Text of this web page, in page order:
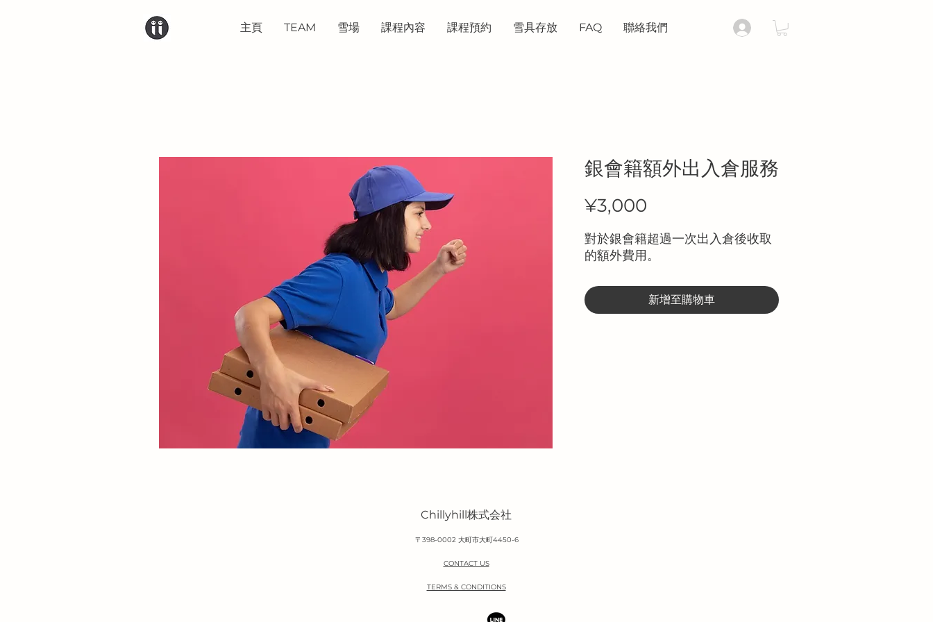
主頁 TEAM 雪場 課程內容 課程預約 雪具存放 FAQ 聯絡我們
銀會籍額外出入倉服務
¥3,000
格
對於銀會籍超過一次出入倉後收取
的額外費用。
新增至購物車
Chillyhill株式会社
〒398-0002 大町市大町4450-6
CONTACT US
TERMS & CONDITIONS